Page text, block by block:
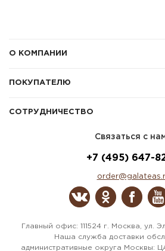
О КОМПАНИИ
ПОКУПАТЕЛЮ
СОТРУДНИЧЕСТВО
Связаться с
+7 (495) 647-
Главный офис: 111524 г. Москва, ул.
Наша служба доставки
административные округа